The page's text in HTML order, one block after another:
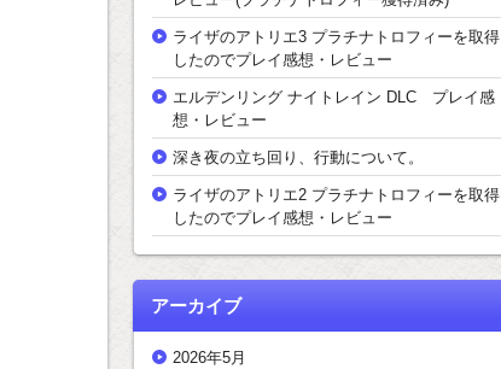
ライザのアトリエ3 プラチナトロフィーを取得
したのでプレイ感想・レビュー
エルデンリング ナイトレイン DLC プレイ感
想・レビュー
深き夜の立ち回り、行動について。
ライザのアトリエ2 プラチナトロフィーを取得
したのでプレイ感想・レビュー
アーカイブ
2026年5月